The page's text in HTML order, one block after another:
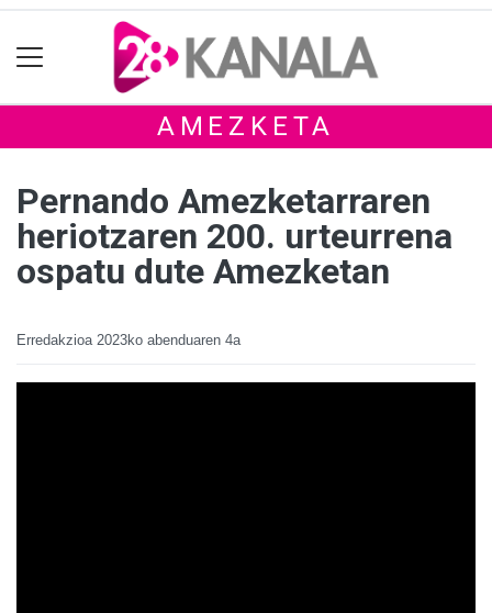
AMEZKETA
Pernando Amezketarraren
heriotzaren 200. urteurrena
ospatu dute Amezketan
Erredakzioa 2023ko abenduaren 4a